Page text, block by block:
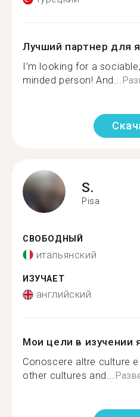
Лучший партнер для
I’m looking for a
minded person! And...
S.
Pisa
СВОБОДНЫЙ
итальянский
ИЗУЧАЕТ
английский
Мои цели в изучении
Conoscere altre culture
other cultures and...